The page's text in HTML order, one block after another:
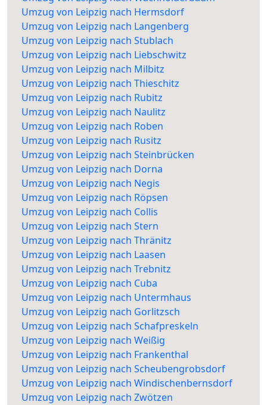
Umzug von Leipzig nach Hermsdorf
Umzug von Leipzig nach Langenberg
Umzug von Leipzig nach Stublach
Umzug von Leipzig nach Liebschwitz
Umzug von Leipzig nach Milbitz
Umzug von Leipzig nach Thieschitz
Umzug von Leipzig nach Rubitz
Umzug von Leipzig nach Naulitz
Umzug von Leipzig nach Roben
Umzug von Leipzig nach Rusitz
Umzug von Leipzig nach Steinbrücken
Umzug von Leipzig nach Dorna
Umzug von Leipzig nach Negis
Umzug von Leipzig nach Röpsen
Umzug von Leipzig nach Collis
Umzug von Leipzig nach Stern
Umzug von Leipzig nach Thränitz
Umzug von Leipzig nach Laasen
Umzug von Leipzig nach Trebnitz
Umzug von Leipzig nach Cuba
Umzug von Leipzig nach Untermhaus
Umzug von Leipzig nach Gorlitzsch
Umzug von Leipzig nach Schafpreskeln
Umzug von Leipzig nach Weißig
Umzug von Leipzig nach Frankenthal
Umzug von Leipzig nach Scheubengrobsdorf
Umzug von Leipzig nach Windischenbernsdorf
Umzug von Leipzig nach Zwötzen